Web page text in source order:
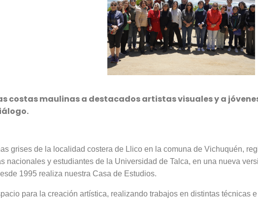
costas maulinas a destacados artistas visuales y a
grises de la localidad costera de Llico en la comuna de Vichuquén,
nacionales y estudiantes de la Universidad de Talca, en una nueva
1995 realiza nuestra Casa de Estudios.
para la creación artística, realizando trabajos en distintas técnicas